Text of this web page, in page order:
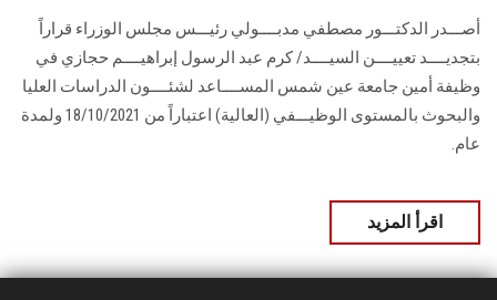
الزائـرون
سجل الان
أصـــدر الدكتـــور مصطفي مدبــــولي رئيـــس مجلس الوزراء قراراً
بتجديــــد تعييــــن السيــــد/ كرم عبد الرسول إبراهيــــم حجازي في
وظيفة أمين جامعة عين شمس المســــاعد لشئــــون الدراسات العليا
والبحوث بالمستوى الوظيـــفي (العالية) اعتباراً من 18/10/2021 ولمدة
عام.
اقرأ المزيد